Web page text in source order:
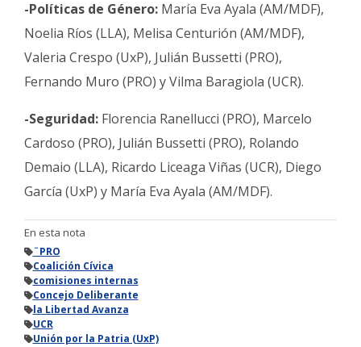
-Políticas de Género: María Eva Ayala (AM/MDF),
Noelia Ríos (LLA), Melisa Centurión (AM/MDF),
Valeria Crespo (UxP), Julián Bussetti (PRO),
Fernando Muro (PRO) y Vilma Baragiola (UCR).
-Seguridad: Florencia Ranellucci (PRO), Marcelo
Cardoso (PRO), Julián Bussetti (PRO), Rolando
Demaio (LLA), Ricardo Liceaga Viñas (UCR), Diego
García (UxP) y María Eva Ayala (AM/MDF).
En esta nota
¨PRO
Coalición Cívica
comisiones internas
Concejo Deliberante
la Libertad Avanza
UCR
Unión por la Patria (UxP)